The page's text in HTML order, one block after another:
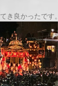
き良かったです。